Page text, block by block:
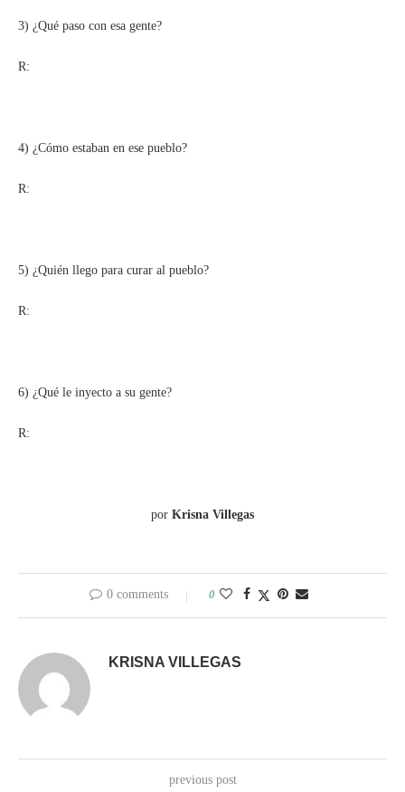
3) ¿Qué paso con esa gente?
R:
4) ¿Cómo estaban en ese pueblo?
R:
5) ¿Quién llego para curar al pueblo?
R:
6) ¿Qué le inyecto a su gente?
R:
por Krisna Villegas
0 comments 0
KRISNA VILLEGAS
previous post